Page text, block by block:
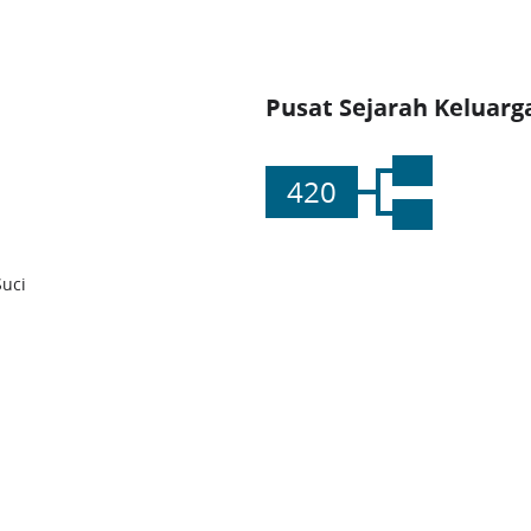
Pusat Sejarah
420